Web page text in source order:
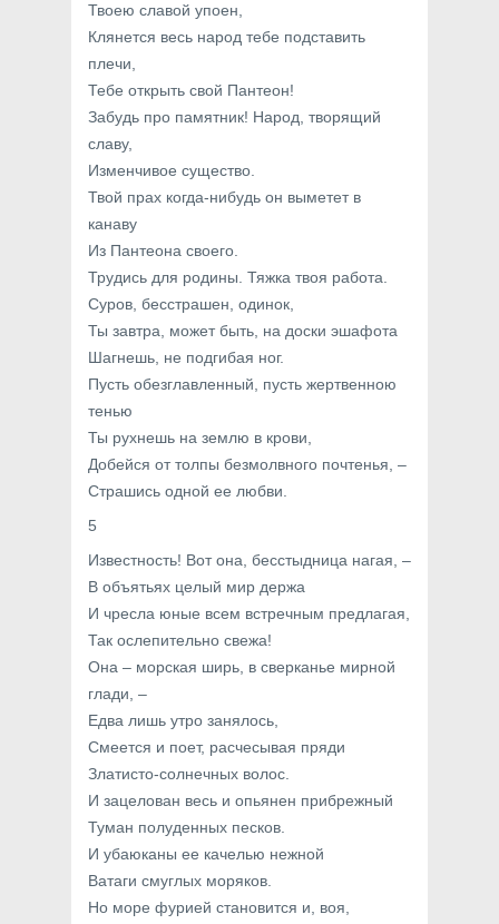
Твоею славой упоен,
Клянется весь народ тебе подставить
плечи,
Тебе открыть свой Пантеон!
Забудь про памятник! Народ, творящий
славу,
Изменчивое существо.
Твой прах когда-нибудь он выметет в
канаву
Из Пантеона своего.
Трудись для родины. Тяжка твоя работа.
Суров, бесстрашен, одинок,
Ты завтра, может быть, на доски эшафота
Шагнешь, не подгибая ног.
Пусть обезглавленный, пусть жертвенною
тенью
Ты рухнешь на землю в крови,
Добейся от толпы безмолвного почтенья, –
Страшись одной ее любви.
5
Известность! Вот она, бесстыдница нагая, –
В объятьях целый мир держа
И чресла юные всем встречным предлагая,
Так ослепительно свежа!
Она – морская ширь, в сверканье мирной
глади, –
Едва лишь утро занялось,
Смеется и поет, расчесывая пряди
Златисто-солнечных волос.
И зацелован весь и опьянен прибрежный
Туман полуденных песков.
И убаюканы ее качелью нежной
Ватаги смуглых моряков.
Но море фурией становится и, воя,